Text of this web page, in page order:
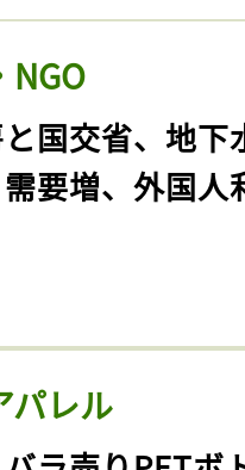
NGO
と国交省、地下
要増、外国人
パレル